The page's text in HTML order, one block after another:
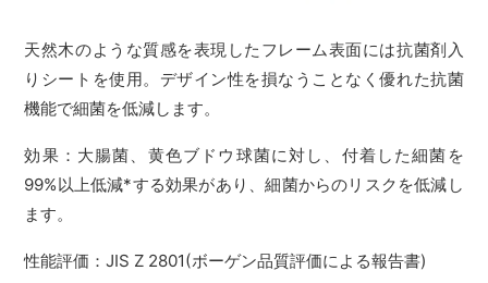
天然木のような質感を表現したフレーム表面には抗菌剤入
りシートを使用。デザイン性を損なうことなく優れた抗菌
機能で細菌を低減します。
効果：大腸菌、黄色ブドウ球菌に対し、付着した細菌を
99%以上低減*する効果があり、細菌からのリスクを低減し
ます。
性能評価：JIS Z 2801(ボーゲン品質評価による報告書)